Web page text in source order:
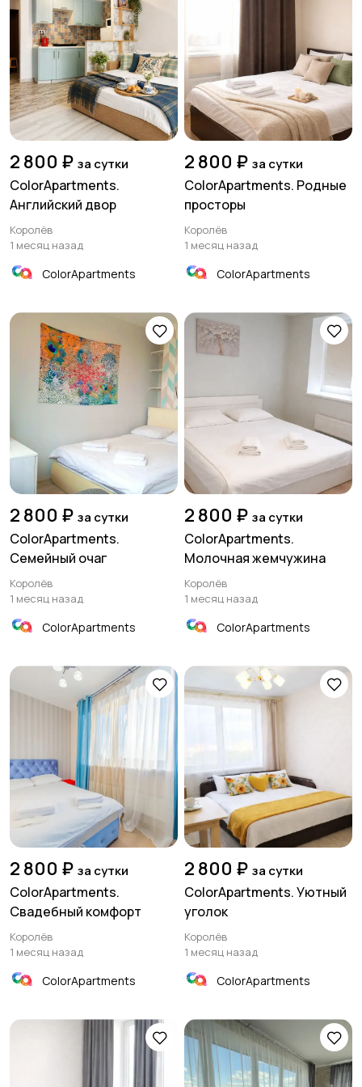
Прочие строения Продажа квартиры
2 800 ₽ за сутки
ColorApartments.
Английский двор
Королёв
1 месяц назад
ColorApartments
2 800 ₽ за сутки
ColorApartments. Родные
просторы
Королёв
1 месяц назад
ColorApartments
2 800 ₽ за сутки
ColorApartments.
Семейный очаг
Королёв
1 месяц назад
ColorApartments
2 800 ₽ за сутки
ColorApartments.
Молочная жемчужина
Королёв
1 месяц назад
ColorApartments
2 800 ₽ за сутки
ColorApartments.
Свадебный комфорт
Королёв
1 месяц назад
ColorApartments
2 800 ₽ за сутки
ColorApartments. Уютный
уголок
Королёв
1 месяц назад
ColorApartments